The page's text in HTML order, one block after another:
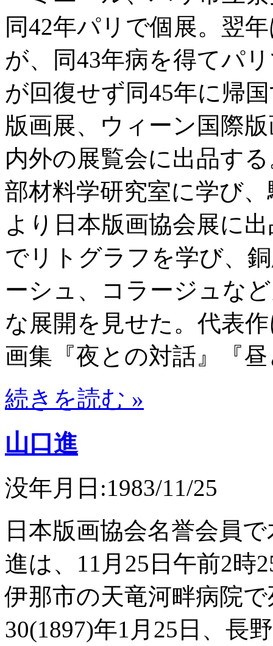
同42年パリで個展。翌
が、同43年病を得てパ
が回復せず同45年に帰
版画展、ウィーン国際
内外の展覧会に出品す
部材料学研究室に学び
より日本版画協会展に
でリトグラフを学び、
ーシュ、コラージュな
な展開を見せた。代表
画集『夜との対話』『
続きを読む »
山口進
没年月日:1983/11/25
日本版画協会名誉会員
進は、11月25日午前2時
伊那市の天竜河畔病院
30(1897)年1月25日、長